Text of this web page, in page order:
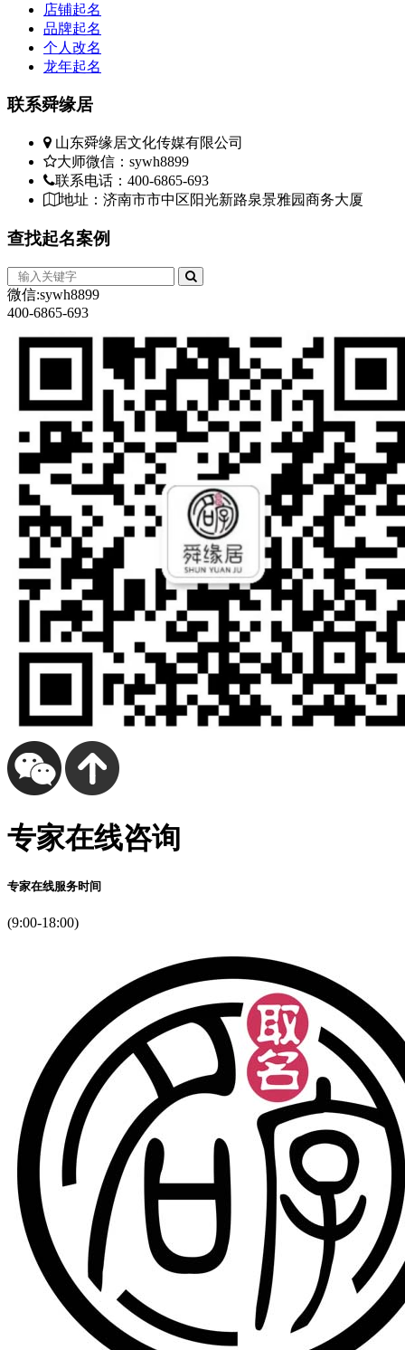
店铺起名
品牌起名
个人改名
龙年起名
联系舜缘居
山东舜缘居文化传媒有限公司
大师微信：sywh8899
联系电话：400-6865-693
地址：济南市市中区阳光新路泉景雅园商务大厦
查找起名案例
微信:sywh8899
400-6865-693
专家在线咨询
专家在线服务时间
(9:00-18:00)